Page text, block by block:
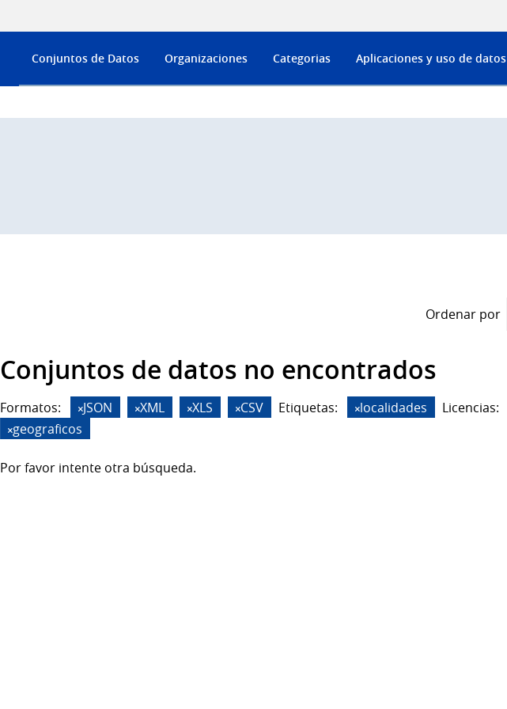
Conjuntos de Datos Organizaciones Categorias Aplicaciones y uso de datos
Ordenar por
Conjuntos de datos no encontrados
Formatos: JSON XML XLS CSV Etiquetas: localidades Licencias:
geograficos
Por favor intente otra búsqueda.